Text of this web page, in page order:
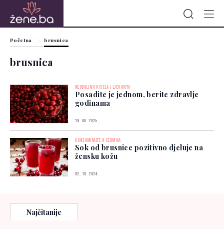
Početna brusnica
brusnica
NEODOLJIVO KISELA I LJEKOVITA
Posadite je jednom, berite zdravlje
godinama
19. 06. 2025.
KONZUMIRAJTE 6 SEDMICA
Sok od brusnice pozitivno djeluje na
žensku kožu
02. 10. 2024.
Najčitanije